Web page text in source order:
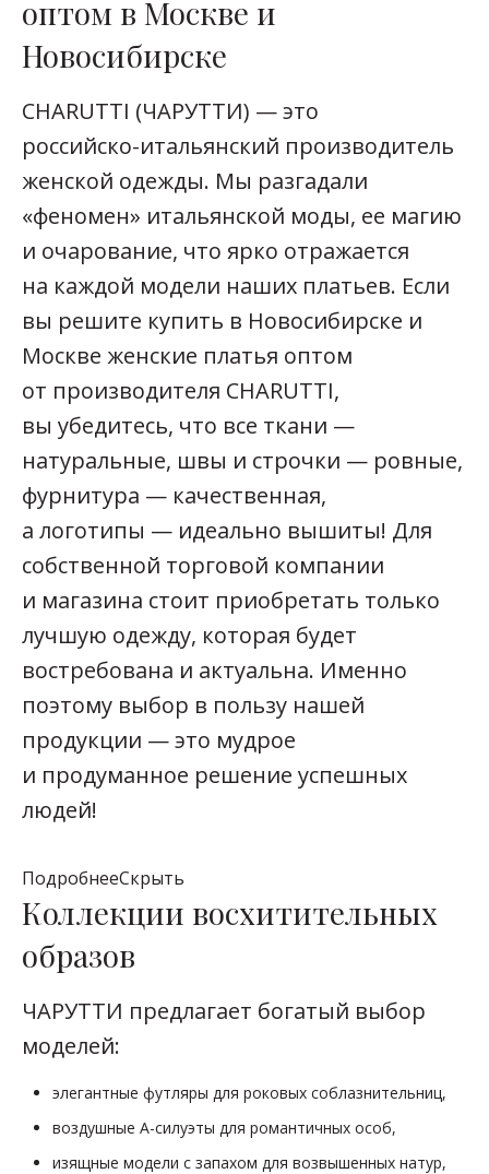
оптом в Москве и
Новосибирске
CHARUTTI (ЧАРУТТИ) — это
российско-итальянский производитель
женской одежды. Мы разгадали
«феномен» итальянской моды, ее магию
и очарование, что ярко отражается
на каждой модели наших платьев. Если
вы решите купить в Новосибирске и
Москве женские платья оптом
от производителя CHARUTTI,
вы убедитесь, что все ткани —
натуральные, швы и строчки — ровные,
фурнитура — качественная,
а логотипы — идеально вышиты! Для
собственной торговой компании
и магазина стоит приобретать только
лучшую одежду, которая будет
востребована и актуальна. Именно
поэтому выбор в пользу нашей
продукции — это мудрое
и продуманное решение успешных
людей!
ПодробнееСкрыть
Коллекции восхитительных
образов
ЧАРУТТИ предлагает богатый выбор
моделей:
элегантные футляры для роковых соблазнительниц,
воздушные A-силуэты для романтичных особ,
изящные модели с запахом для возвышенных натур,